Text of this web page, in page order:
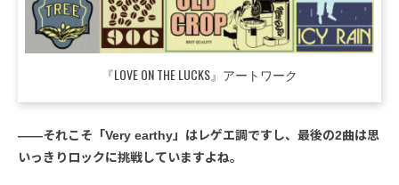
『LOVE ON THE LUCKS』アートワーク
――それこそ「Very earthy」はレゲエ調ですし、最後の2曲は思
いっきりロックに挑戦していますよね。